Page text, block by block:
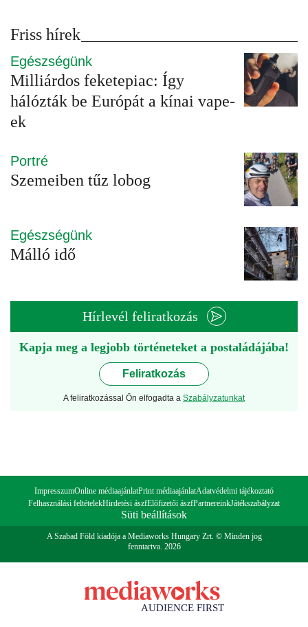
Friss hírek
Egészségünk
Milliárdos feketepiac: Így
hálózták be Európát a kínai vape-
ek
Portré
Szemeiben tűz lobog
Egészségünk
Málló idő
Hírlevél feliratkozás
Kapja meg a legjobb történeteket a postaládájába!
Feliratkozás
A feliratkozással Ön elfogadta a Szabályzatunkat
ImpresszumOnline médiaajánlatPrint médiaajánlatAdatvédelmi tájékoztató
Felhasználási feltételekHirdetési ászfElőfizetői ászfPartnereinkJátékszabályzat
Süti beállítások
A Szabad Föld kiadója a Mediaworks Hungary Zrt. © Minden jog
fenntartva. 2026